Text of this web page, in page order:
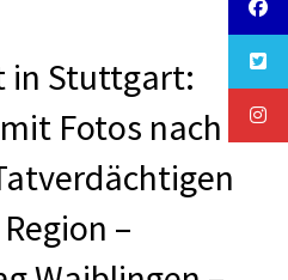
in Stuttgart:
Fotos nach
–